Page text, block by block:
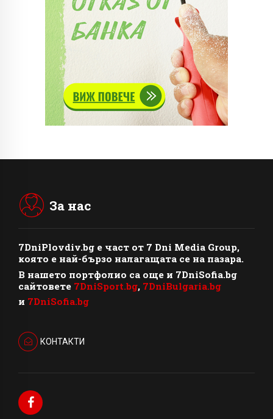
За нас
7DniPlovdiv.bg e част от 7 Dni Media Group,
която е най-бързо налагащата се на пазара.
В нашето портфолио са още и 7DniSofia.bg
сайтовете 7DniSport.bg, 7DniBulgaria.bg
и 7DniSofia.bg
КОНТАКТИ